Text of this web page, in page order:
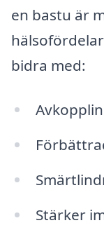
en bastu är
bidra med:
Stärker